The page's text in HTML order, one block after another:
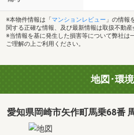
※本物件情報は「 マンションレビュー 」の情報
関する正確な情報、及び最新情報は取扱不動産
※当情報を基に発生した損害等について弊社は
ご理解の上ご利用ください。
地図･環境
愛知県岡崎市矢作町馬乗68番